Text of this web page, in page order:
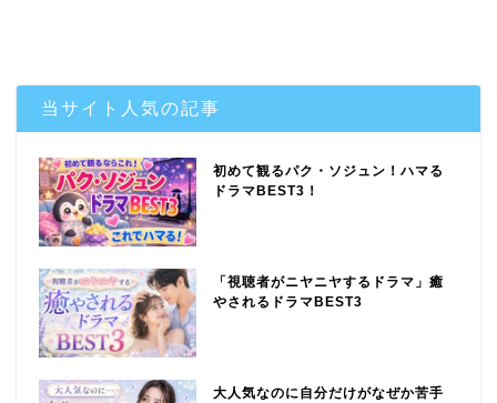
当サイト人気の記事
初めて観るパク・ソジュン！ハマる
ドラマBEST3！
「視聴者がニヤニヤするドラマ」癒
やされるドラマBEST3
大人気なのに自分だけがなぜか苦手